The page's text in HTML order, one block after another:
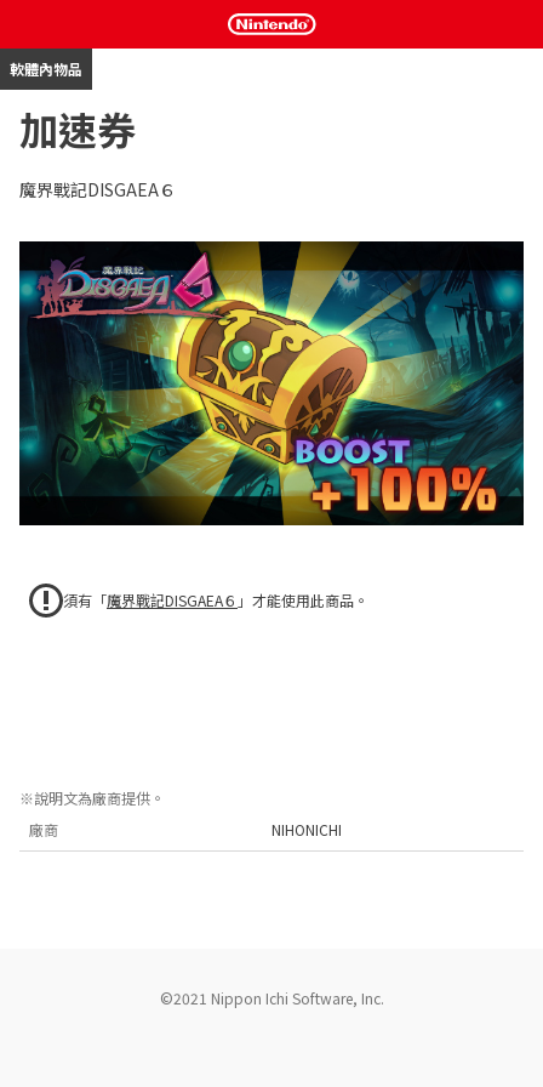
軟體內物品
加速券
魔界戰記DISGAEA６
須有「魔界戰記DISGAEA６ 」才能使用此商品。
※說明文為廠商提供。
廠商
NIHONICHI
©2021 Nippon Ichi Software, Inc.